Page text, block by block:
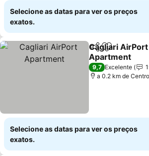
Selecione as datas para ver os preços
exatos.
PartilharAdicionar
Cagliari AirPort
Apartment
Ver preços
9,7 Excelente
a 0.2 km de
Selecione as datas para ver os preços
exatos.